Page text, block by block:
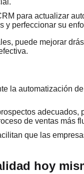
para actualizar
y perfeccionar su
puede mejorar
la automatización
adecuados,
de ventas más
que las
hoy